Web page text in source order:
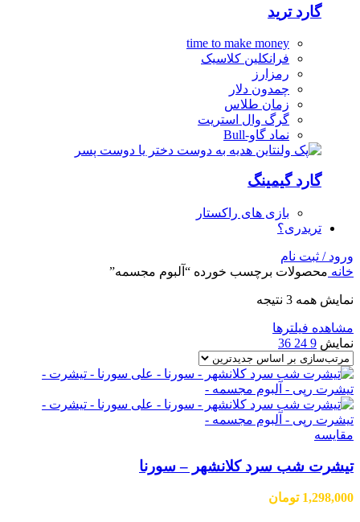
گارد ترید
time to make money
فرانکلین کلاسیک
رمزارز
چمدون دلار
زمان طلاس
گرگ وال استریت
نماد گاو-Bull
گارد گیمینگ
بازی های راکستار
تریدری؟
ورود / ثبت نام
خانه محصولات برچسب خورده “آلبوم مجسمه”
نمایش همه 3 نتیجه
مشاهده فیلترها
نمایش 9
24
36
مقایسه
تیشرت شب سرد کلانشهر – سورنا
1,298,000 تومان